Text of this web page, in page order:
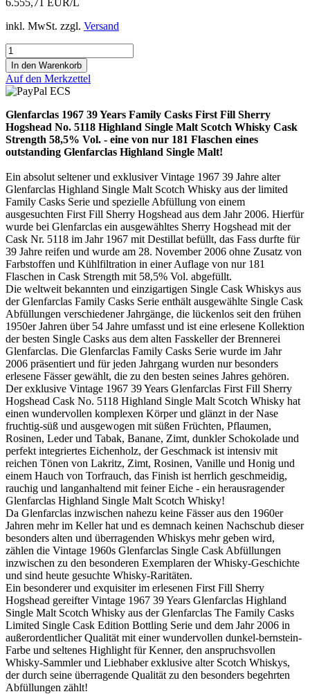
inkl. MwSt. zzgl. Versand
Auf den Merkzettel
Glenfarclas 1967 39 Years Family Casks First Fill Sherry
Hogshead No. 5118 Highland Single Malt Scotch Whisky Cask
Strength 58,5% Vol. - eine von nur 181 Flaschen eines
outstanding Glenfarclas Highland Single Malt!
Ein absolut seltener und exklusiver Vintage 1967 39 Jahre alter
Glenfarclas Highland Single Malt Scotch Whisky aus der limited
Family Casks Serie und spezielle Abfüllung von einem
ausgesuchten First Fill Sherry Hogshead aus dem Jahr 2006. Hierfür
wurde bei Glenfarclas ein ausgewähltes Sherry Hogshead mit der
Cask Nr. 5118 im Jahr 1967 mit Destillat befüllt, das Fass durfte für
39 Jahre reifen und wurde am 28. November 2006 ohne Zusatz von
Farbstoffen und Kühlfiltration in einer Auflage von nur 181
Flaschen in Cask Strength mit 58,5% Vol. abgefüllt.
Die weltweit bekannten und einzigartigen Single Cask Whiskys aus
der Glenfarclas Family Casks Serie enthält ausgewählte Single Cask
Abfüllungen verschiedener Jahrgänge, die lückenlos seit den frühen
1950er Jahren über 54 Jahre umfasst und ist eine erlesene Kollektion
der besten Single Casks aus dem alten Fasskeller der Brennerei
Glenfarclas. Die Glenfarclas Family Casks Serie wurde im Jahr
2006 präsentiert und für jeden Jahrgang wurden nur besonders
erlesene Fässer gewählt, die zu den besten seines Jahres gehören.
Der exklusive Vintage 1967 39 Years Glenfarclas First Fill Sherry
Hogshead Cask No. 5118 Highland Single Malt Scotch Whisky hat
einen wundervollen komplexen Körper und glänzt in der Nase
fruchtig-süß und ausgewogen mit süßen Früchten, Pflaumen,
Rosinen, Leder und Tabak, Banane, Zimt, dunkler Schokolade und
perfekt integriertes Eichenholz, der Geschmack ist intensiv mit
reichen Tönen von Lakritz, Zimt, Rosinen, Vanille und Honig und
einem Hauch von Torfrauch, das Finish ist herrlich geschmeidig,
rauchig und langanhaltend mit feiner Eiche - ein herausragender
Glenfarclas Highland Single Malt Scotch Whisky!
Da Glenfarclas inzwischen nahezu keine Fässer aus den 1960er
Jahren mehr im Keller hat und es demnach keinen Nachschub dieser
besonders alten und überragenden Whiskys mehr geben wird,
zählen die Vintage 1960s Glenfarclas Single Cask Abfüllungen
inzwischen zu den besonderen Exemplaren der Whisky-Geschichte
und sind heute gesuchte Whisky-Raritäten.
Ein besonderer und exquisiter im erlesenen First Fill Sherry
Hogshead gereifter Vintage 1967 39 Years Glenfarclas Highland
Single Malt Scotch Whisky aus der Glenfarclas The Family Casks
Limited Single Cask Edition Bottling Serie und dem Jahr 2006 in
außerordentlicher Qualität mit einer wundervollen dunkel-bernstein-
Farbe und seltenes Highlight für Kenner, den anspruchsvollen
Whisky-Sammler und Liebhaber exklusive alter Scotch Whiskys,
der durch seine überragende Qualität zu den besonders begehrten
Abfüllungen zählt!